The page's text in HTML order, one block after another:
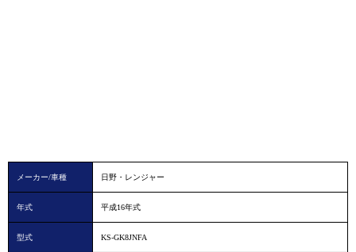
メーカー/車種 日野・レンジャー
年式 平成16年式
型式 KS-GK8JNFA